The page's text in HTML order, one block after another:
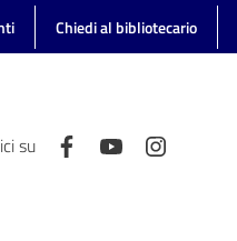
Chiedi al bibliotecario
su